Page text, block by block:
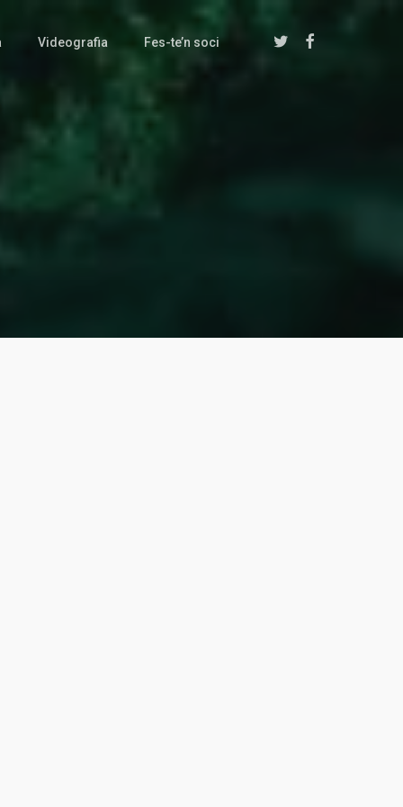
Videografia Fes-te’n soci twitter facebook